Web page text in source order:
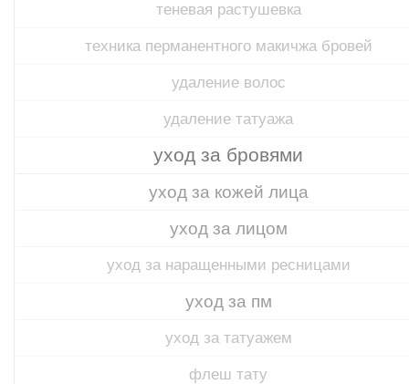
теневая растушевка
техника перманентного макичжа бровей
удаление волос
удаление татуажа
уход за бровями
уход за кожей лица
уход за лицом
уход за наращенными ресницами
уход за пм
уход за татуажем
флеш тату